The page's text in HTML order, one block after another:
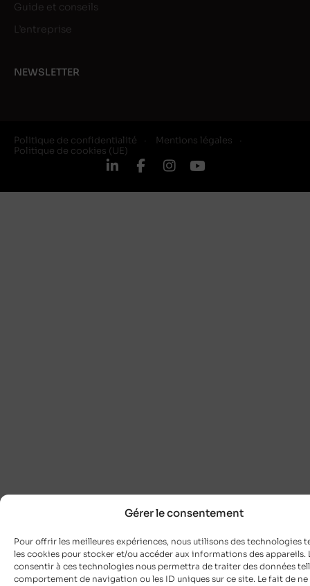
Gérer le consentement
Pour offrir les meilleures expériences, nous utilisons des technologies
les cookies pour stocker et/ou accéder aux informations des appareils.
consentir à ces technologies nous permettra de traiter des données
comportement de navigation ou les ID uniques sur ce site. Le fait de ne
Guide et conseils
L’entreprise
NEWSLETTER
Politique de confidentialité
Mentions légales
Politique de cookies (UE)